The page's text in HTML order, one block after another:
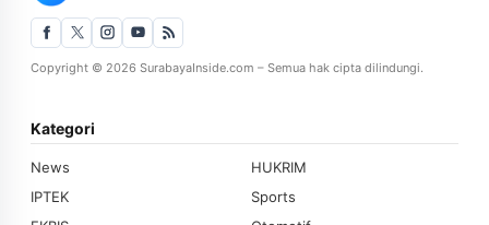
Copyright © 2026 SurabayaInside.com – Semua hak cipta dilindungi.
Kategori
News
HUKRIM
IPTEK
Sports